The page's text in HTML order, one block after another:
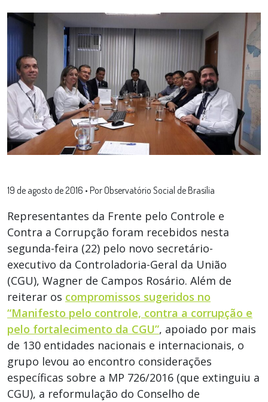
19 de agosto de 2016 • Por Observatório Social de Brasília
Representantes da Frente pelo Controle e
Contra a Corrupção foram recebidos nesta
segunda-feira (22) pelo novo secretário-
executivo da Controladoria-Geral da União
(CGU), Wagner de Campos Rosário. Além de
reiterar os compromissos sugeridos no
“Manifesto pelo controle, contra a corrupção e
pelo fortalecimento da CGU”, apoiado por mais
de 130 entidades nacionais e internacionais, o
grupo levou ao encontro considerações
específicas sobre a MP 726/2016 (que extinguiu a
CGU), a reformulação do Conselho de